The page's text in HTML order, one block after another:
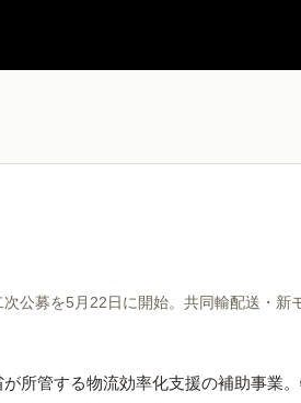
公募を5月22日に開始。共同輸配送・
所管する物流効率化支援の補助事業